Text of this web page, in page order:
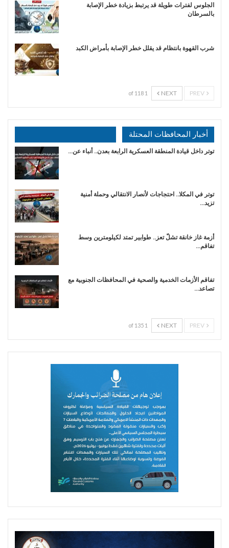
الجلوس لفترات طويلة قد يرتبط بزيادة خطر الإصابة
بالسرطان
شرب القهوة بانتظام قد يقلل خطر الإصابة بأمراض الكبد
NEXT
1 of 118
أخبار المحافظات المحتلة
توتر داخل قيادة المنطقة العسكرية الرابعة بعدن.. أنباء عن…
توتر في المكلا.. احتجاجات لأنصار الانتقالي وحملة أمنية
تزيد…
أزمة غاز خانقة تشلّ تعز.. طوابير تمتد لكيلومترين وسط
تفاقم…
تفاقم الأزمات الخدمية والصحية في المحافظات الجنوبية مع
تصاعد…
NEXT
1 of 135